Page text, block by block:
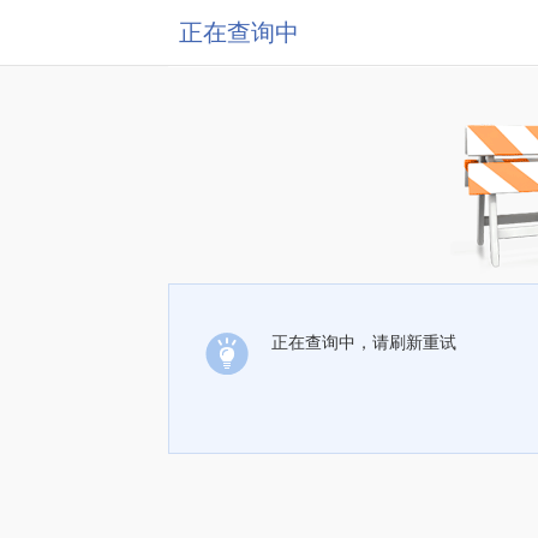
正在查询中
正在查询中，请刷新重试